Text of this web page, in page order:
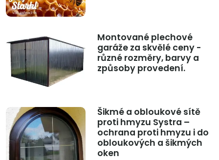
Montované plechové
garáže za skvělé ceny -
různé rozměry, barvy a
způsoby provedení.
Šikmé a obloukové sítě
proti hmyzu Systra –
ochrana proti hmyzu i do
obloukových a šikmých
oken